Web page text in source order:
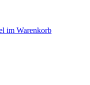
im Warenkorb